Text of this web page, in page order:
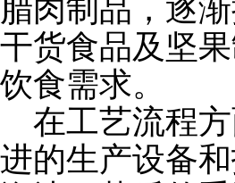
腊肉制品，逐
干货食品及坚
饮食需求。
在工艺流程
进的生产设备